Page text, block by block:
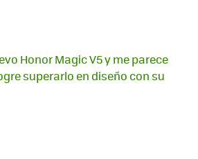
Honor Magic V5 y me parece
superarlo en diseño con su